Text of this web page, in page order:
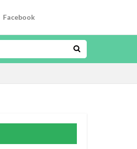
Facebook